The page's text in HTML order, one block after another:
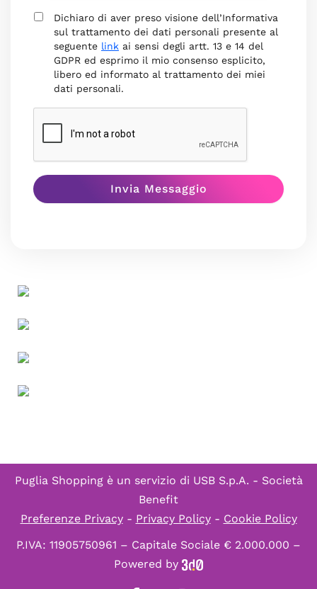
Dichiaro di aver preso visione dell’Informativa
sul trattamento dei dati personali presente al
seguente link ai sensi degli artt. 13 e 14 del
GDPR ed esprimo il mio consenso esplicito,
libero ed informato al trattamento dei miei
dati personali.
Puglia Shopping è un servizio di USB S.p.A. - Società
Benefit
Preferenze Privacy- Privacy Policy- Cookie Policy
P.IVA: 11905750961 – Capitale Sociale € 2.000.000 –
Powered by